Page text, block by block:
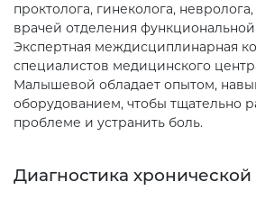
проктолога, гинеколога,
врачей отделения
Экспертная междисциплинарная
специалистов медицинского
Малышевой обладает опытом,
оборудованием, чтобы тщательно
проблеме и устранить боль.
Диагностика хронической